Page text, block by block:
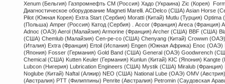
Xenum (Бельгия) Газпромнефть СМ (Россия) Хадо (Украина) Zic (Корея)
Диагностическое оборудование Magneti Marelli. ACDelco (США) Asian Horse
Pilot (Южная Корея) Extra Start (Сербия) Moratti (Китай) Mutlu (Турция)
(Польша) Amper (Россия) Катод (Сербия) . Accor (Франция) Areca (Франция)
Adnoc (ОАЭ) Aerol (Малайзия) Armorine (Франция) Archer (США) BBF (США)
(США) Chemlub (Малайзия) Cen-pe-co (США) Chenyang (Китай) Crowwn
(Италия) Extra (Франция) Ertoil (Испания) Engen (Южная Африка) Enoc (ОАЭ)
(Япония) Fosser (Германия) Gold Band (США) General (ОАЭ) Goodwrench
Chemical (США) Kutten Keuler (Германия) Kunlun (Китай) KIC (Япония)
Lubcon (Нигерия) Lubrication Engineers (США) Mystik (США) Miralub
Noglube (Китай) Naftal (Алжир) NEO (США) National Lube (ОАЭ) OMV
(Австралия) PTT (Филиппины) Penrite (Австралия) Petromin (Саудовская